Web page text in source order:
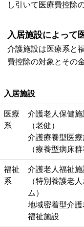
し引いて医療費控除
入居施設によって
介護施設は医療系と
費控除の対象とその
入居施設
医療
系
介護老人保健施
（老健）
介護療養型医療
（療養型病床群
福祉
系
介護老人福祉施
（特別養護老
ム）
地域密着型介護
福祉施設